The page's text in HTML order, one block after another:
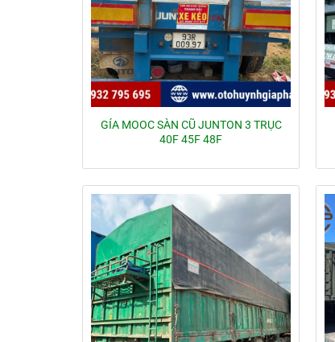
GÍA MOOC SÀN CŨ JUNTON 3 TRỤC
40F 45F 48F